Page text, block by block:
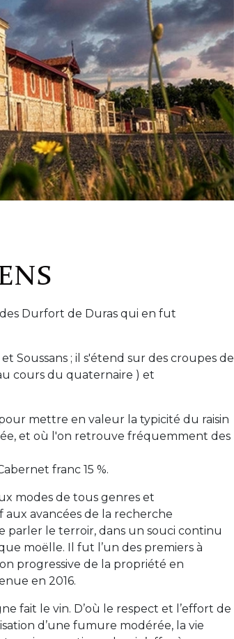
Durfort de Duras qui en fut
Soussans ; il s'étend sur des croupes de
cours du quaternaire ) et
mettre en valeur la typicité du raisin
et où l'on retrouve fréquemment des
franc 15 %.
modes de tous genres et
aux avancées de la recherche
parler le terroir, dans un souci continu
moëlle. Il fut l’un des premiers à
progressive de la propriété en
en 2016.
fait le vin. D’où le respect et l’effort de
d’une fumure modérée, la vie